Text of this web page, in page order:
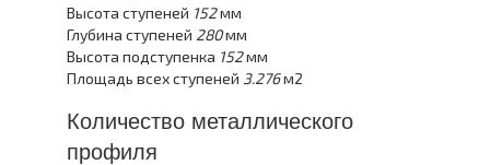
Высота ступеней 152мм
Глубина ступеней 280мм
Высота подступенка 152мм
Площадь всех ступеней 3.276м2
Количество металлического
профиля